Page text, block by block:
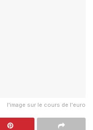
l'image sur le cours de l'euro